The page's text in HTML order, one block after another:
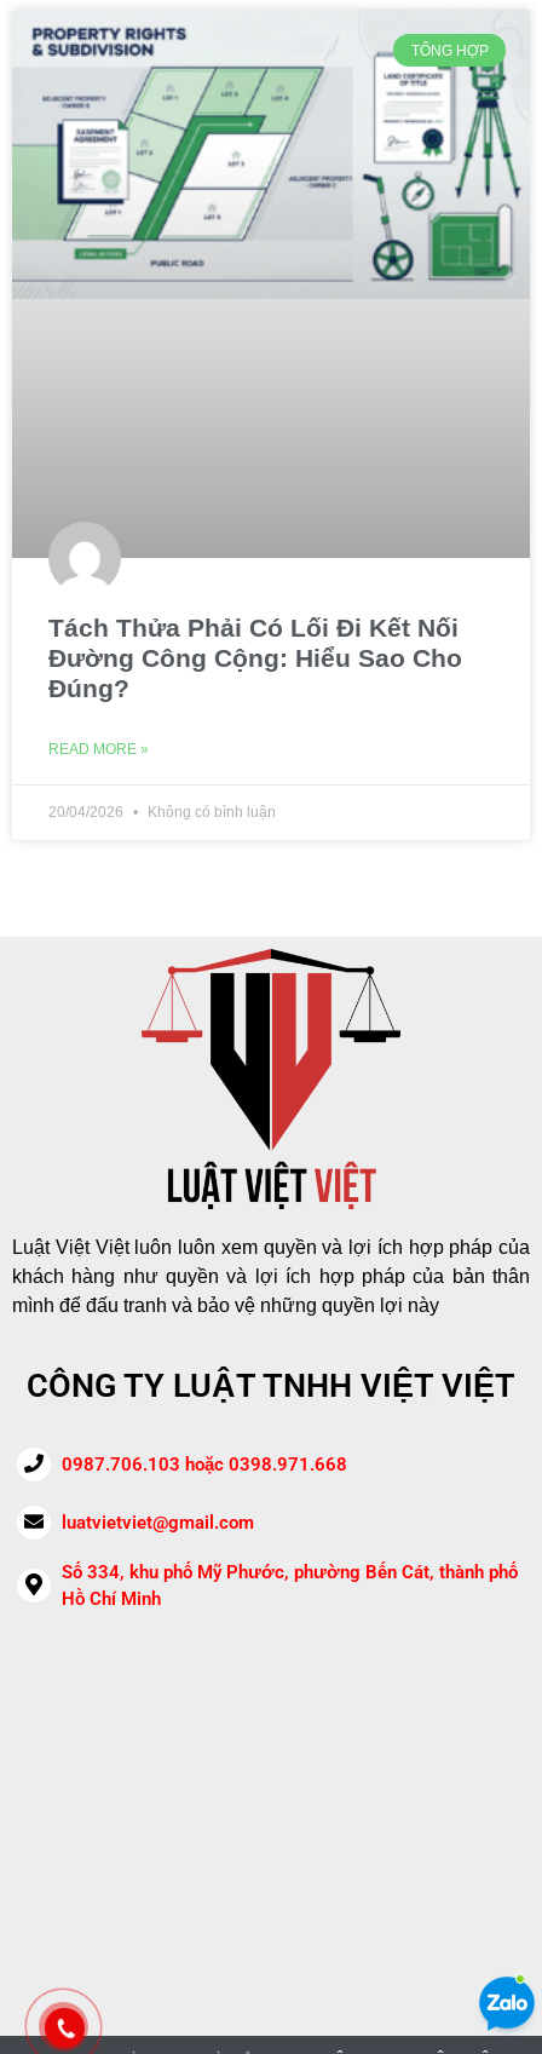
TỔNG HỢP
Tách Thửa Phải Có Lối Đi Kết Nối
Đường Công Cộng: Hiểu Sao Cho
Đúng?
READ MORE »
20/04/2026 Không có bình luận
Luật Việt Việt luôn luôn xem quyền và lợi ích hợp pháp của
khách hàng như quyền và lợi ích hợp pháp của bản thân
mình để đấu tranh và bảo vệ những quyền lợi này
CÔNG TY LUẬT TNHH VIỆT VIỆT
0987.706.103 hoặc 0398.971.668
luatvietviet@gmail.com
Số 334, khu phố Mỹ Phước, phường Bến Cát, thành phố
Hồ Chí Minh